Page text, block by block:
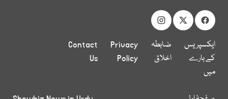
ایکسپریس
کے بارے
میں
ضابطہ
اخلاق
Privacy
Policy
Contact
Us